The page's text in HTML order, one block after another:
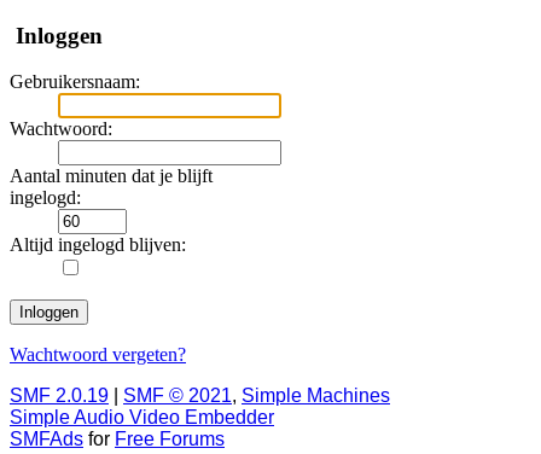
Inloggen
Gebruikersnaam:
Wachtwoord:
Aantal minuten dat je blijft
ingelogd:
Altijd ingelogd blijven:
Wachtwoord vergeten?
SMF 2.0.19
SMF © 2021, Simple Machines
Simple Audio Video Embedder
SMFAds for Free Forums